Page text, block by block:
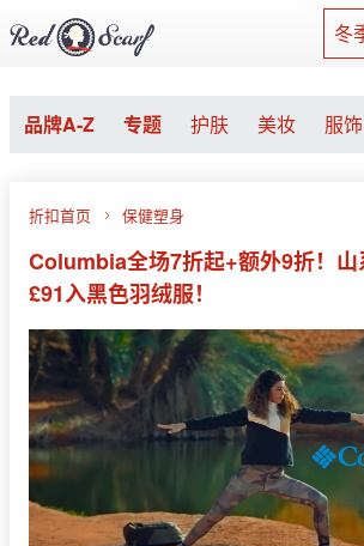
冬
品牌A-Z 专题 护肤 美妆 服饰
折扣首页 保健塑身
Columbia全场7折起+额外9折！山
£91入黑色羽绒服！